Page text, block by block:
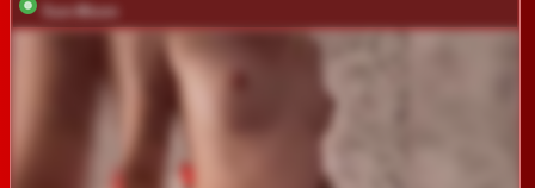
Sun-Moon